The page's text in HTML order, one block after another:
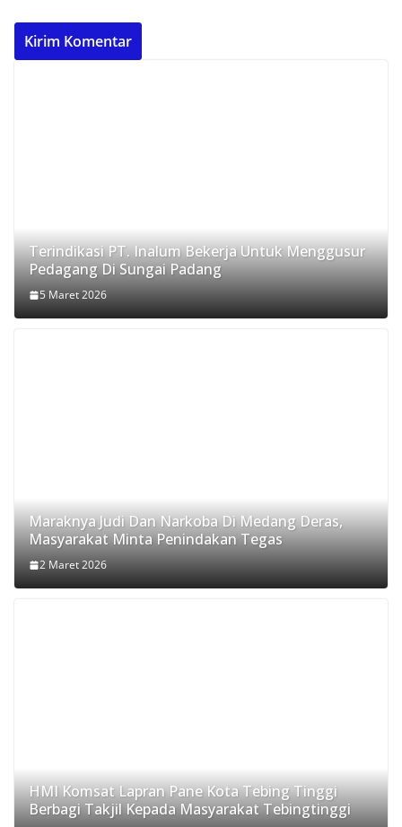
Terindikasi PT. Inalum Bekerja Untuk Menggusur
Pedagang Di Sungai Padang
5 Maret 2026
Maraknya Judi Dan Narkoba Di Medang Deras,
Masyarakat Minta Penindakan Tegas
2 Maret 2026
HMI Komsat Lapran Pane Kota Tebing Tinggi
Berbagi Takjil Kepada Masyarakat Tebingtinggi